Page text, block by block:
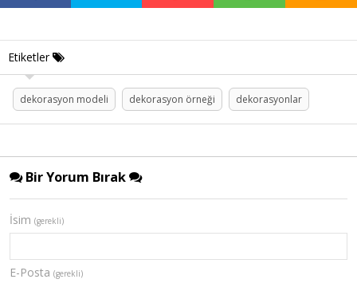
Etiketler
dekorasyon modeli dekorasyon örneği dekorasyonlar
Bir Yorum Bırak
İsim (gerekli)
E-Posta (gerekli)